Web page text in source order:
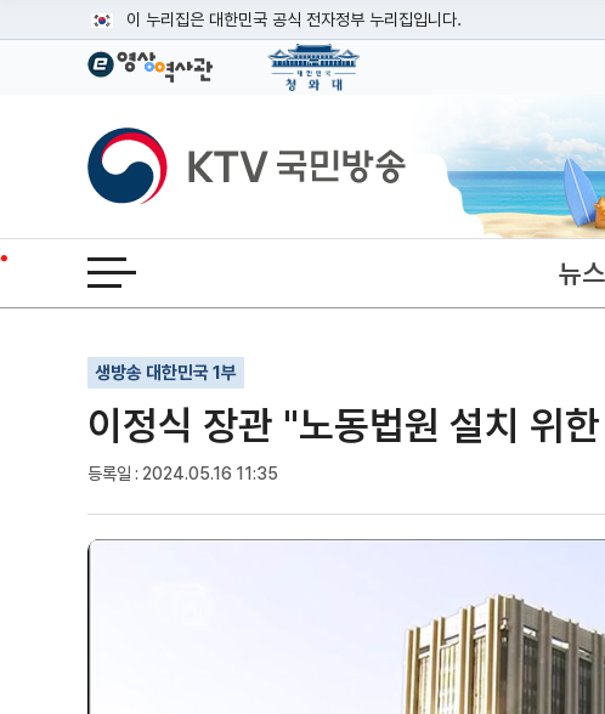
이 누리집은 대한민국 공식 전자정부 누리집입니다.
공식 누리집 주소 확인하기
이밖에 or.kr 또는 .kr등 다른 도메인 주소를 사용하고 있다면 아래 URL에
운영중인 공식 누리집보기
KTV국민방송
전체메뉴 열기 뉴스
생방송 대한민국 1부
이정식 장관 "노동법원 설치 위
등록일 : 2024.05.16 11:35
기사인쇄
글자확대
글자축소